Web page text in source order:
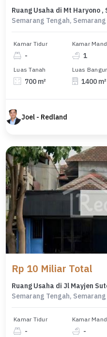
Ruang Usaha di Mt Haryono ,
Semarang Tengah, Semarang
Kamar Tidur
-
Kamar
1
Luas Tanah
700 m²
Luas
1400 m²
Joel - Redland
Rp 10 Miliar Total
Ruang Usaha di Jl Mayjen
Semarang Tengah, Semarang
Kamar Tidur
-
Kamar
-